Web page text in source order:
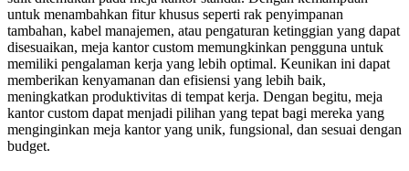
untuk menambahkan fitur khusus seperti rak penyimpanan
tambahan, kabel manajemen, atau pengaturan ketinggian yang dapat
disesuaikan, meja kantor custom memungkinkan pengguna untuk
memiliki pengalaman kerja yang lebih optimal. Keunikan ini dapat
memberikan kenyamanan dan efisiensi yang lebih baik,
meningkatkan produktivitas di tempat kerja. Dengan begitu, meja
kantor custom dapat menjadi pilihan yang tepat bagi mereka yang
menginginkan meja kantor yang unik, fungsional, dan sesuai dengan
budget.